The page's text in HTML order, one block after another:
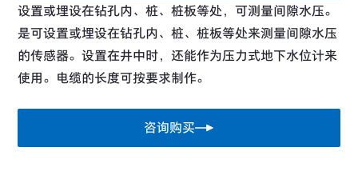
设置或埋设在钻孔内、桩、桩板等处，可测量间隙水压。
是可设置或埋设在钻孔内、桩、桩板等处来测量间隙水压
的传感器。设置在井中时，还能作为压力式地下水位计来
使用。电缆的长度可按要求制作。
咨询购买